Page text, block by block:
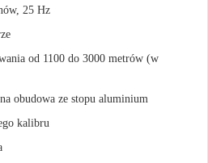
25 Hz
od 1100 do 3000 metrów (w
obudowa ze stopu aluminium
kalibru